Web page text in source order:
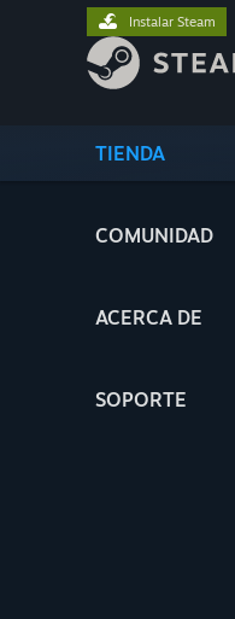
TIENDA
COMUNIDAD
ACERCA DE
SOPORTE
Instalar Steam